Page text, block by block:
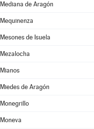
Mediana de Aragón
Mequinenza
Mesones de Isuela
Mezalocha
Mianos
Miedes de Aragón
Monegrillo
Moneva